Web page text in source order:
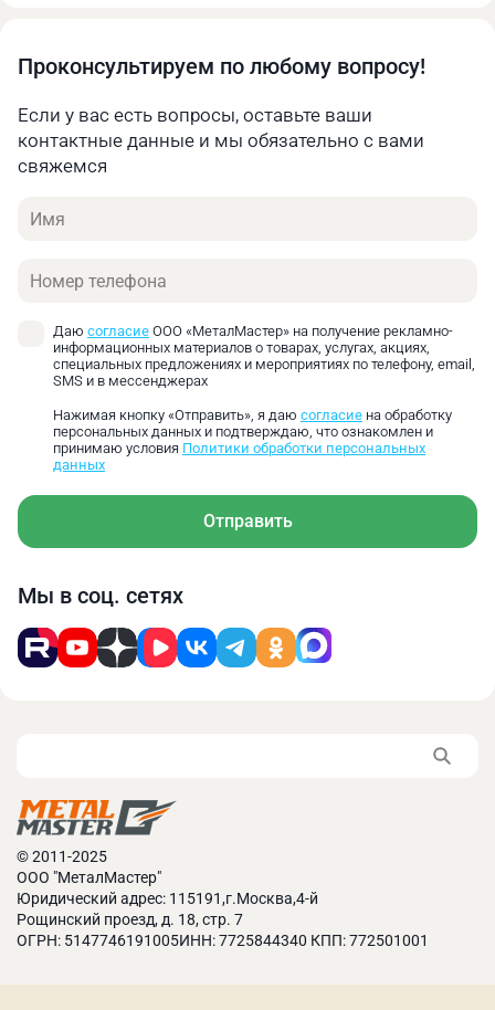
0,015 мм)
операций средней нагрузки
Гарантированная точность при соблюдении
рекомендованных режимов работы
уплотнителем
влагозащищённой конструкции
Твердосплавный вставка делает возможным
закрепление и точение материалов высокой
твердости, включая закаленные стали
Проконсультируем по любому вопросу!
Если у вас есть вопросы, оставьте ваши
контактные данные и мы обязательно с вами
свяжемся
Имя
Телефон
Даю согласие ООО «МеталМастер» на получение рекламно-
информационных материалов о товарах, услугах, акциях,
специальных предложениях и мероприятиях по телефону, email,
SMS и в мессенджерах
Нажимая кнопку «Отправить», я даю согласие на обработку
персональных данных и подтверждаю, что ознакомлен и
принимаю условия Политики обработки персональных
данных
Отправить
Мы в соц. сетях
© 2011-2025
ООО "МеталМастер"
Юридический адрес: 115191,г.Москва,4-й
Рощинский проезд, д. 18, стр. 7
ОГРН: 5147746191005ИНН: 7725844340 КПП: 772501001